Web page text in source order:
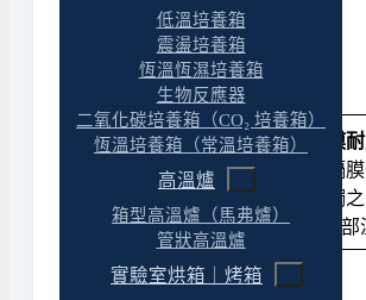
低溫培養箱
震盪培養箱
恆溫恆濕培養箱
生物反應器
二氧化碳培養箱（CO₂ 培養箱）
恆溫培養箱（常溫培養箱）
高溫爐
箱型高溫爐（馬弗爐）
管狀高溫爐
實驗室烘箱｜烤箱
產品特色
比色槽清洗裝置 建議搭配真空幫浦
▸ Rocker 300C PTFE 鍍膜
▸ 無汙染、免保養 : 利用隔
▸ 耐溶劑腐蝕​ : 與氣體接觸
▸ 過熱保護裝置: 當機體內
比色槽清洗裝置 : 訂購資訊